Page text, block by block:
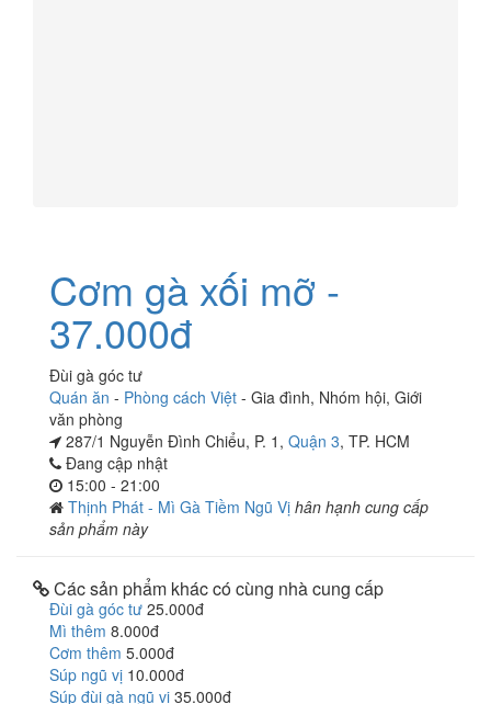
Cơm gà xối mỡ -
37.000đ
Đùi gà góc tư
Quán ăn - Phòng cách Việt - Gia đình, Nhóm hội, Giới
văn phòng
287/1 Nguyễn Đình Chiểu, P. 1, Quận 3, TP. HCM
Đang cập nhật
15:00 - 21:00
Thịnh Phát - Mì Gà Tiềm Ngũ Vị hân hạnh cung cấp
sản phẩm này
Các sản phẩm khác có cùng nhà cung cấp
Đùi gà góc tư 25.000đ
Mì thêm 8.000đ
Cơm thêm 5.000đ
Súp ngũ vị 10.000đ
Súp đùi gà ngũ vị 35.000đ